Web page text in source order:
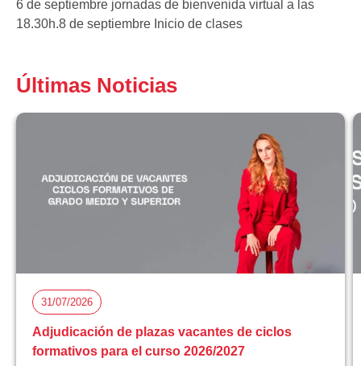
6 de septiembre jornadas de bienvenida virtual a las
18.30h.8 de septiembre Inicio de clases
Últimas Noticias
31/07/2026
Adjudicación de plazas vacantes de ciclos
formativos para el curso 2026/2027